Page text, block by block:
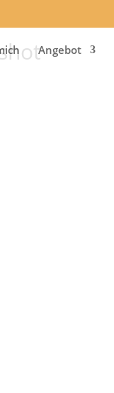
Angebot